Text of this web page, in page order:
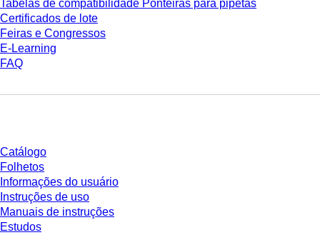
Tabelas de compatibilidade Ponteiras para pipetas
Certificados de lote
Feiras e Congressos
E-Learning
FAQ
Catálogo
Folhetos
Informações do usuário
Instruções de uso
Manuais de instruções
Estudos